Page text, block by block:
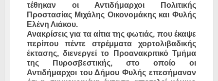
τέθηκαν οι Αντιδήμαρχοι Πολιτικής
Προστασίας Μιχάλης Οικονομάκης και Φυλής
Ελένη Λιάκου.
Ανακρίσεις για τα αίτια της φωτιάς, που έκαψε
περίπου πέντε στρέμματα χορτολιβαδικής
έκτασης, διενεργεί το Προανακριτικό Τμήμα
της Πυροσβεστικής, στο οποίο οι
Αντιδήμαρχοι του Δήμου Φυλής επεσήμαναν